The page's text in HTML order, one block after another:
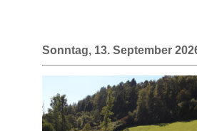
Sonntag, 13. September